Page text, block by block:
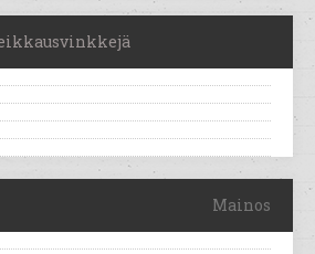
Mainos